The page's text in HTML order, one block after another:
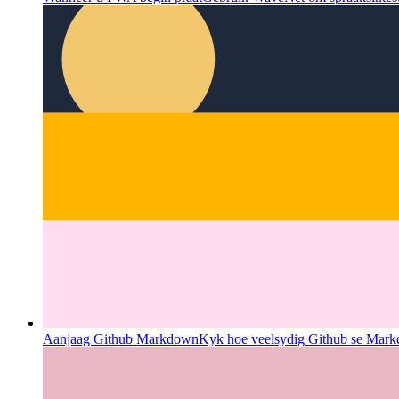
Wanneer u PWA begin praat Gebruik WaveNet om